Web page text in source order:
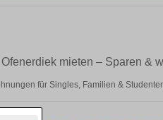
mieten – Sparen &
für Singles, Familien &